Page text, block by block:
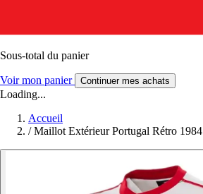
Sous-total du panier
Voir mon panier Continuer mes achats
Loading...
Accueil
/ Maillot Extérieur Portugal Rétro 1984